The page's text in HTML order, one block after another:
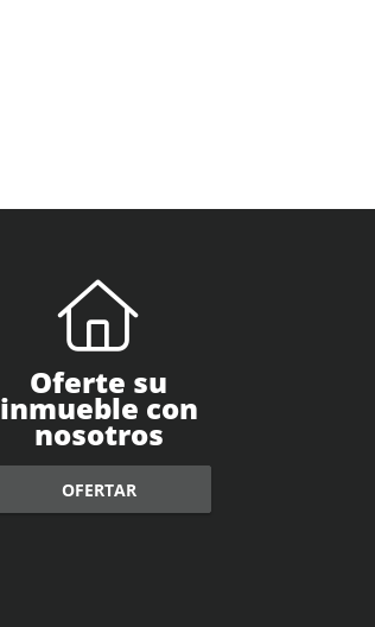
Oferte su
inmueble con
nosotros
OFERTAR